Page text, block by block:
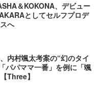
＆KOKONA、デビュー
としてセルフプロデ
へ
内村颯太考案の“幻のタイ
パパママ一番」を例に「颯
Three】